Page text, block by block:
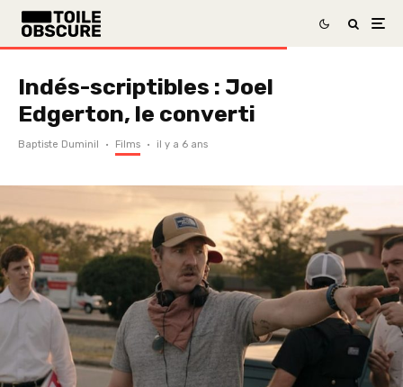
Indés-scriptibles : Joel
Edgerton, le converti
Baptiste Duminil · Films · il y a 6 ans